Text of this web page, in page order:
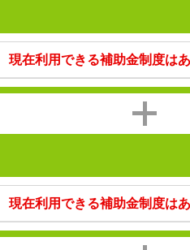
現在利用できる補助金制度は
現在利用できる補助金制度は